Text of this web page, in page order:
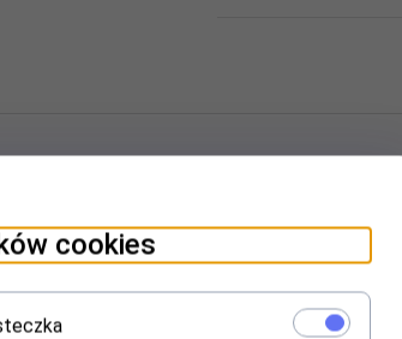
Auto Tracer
cookies